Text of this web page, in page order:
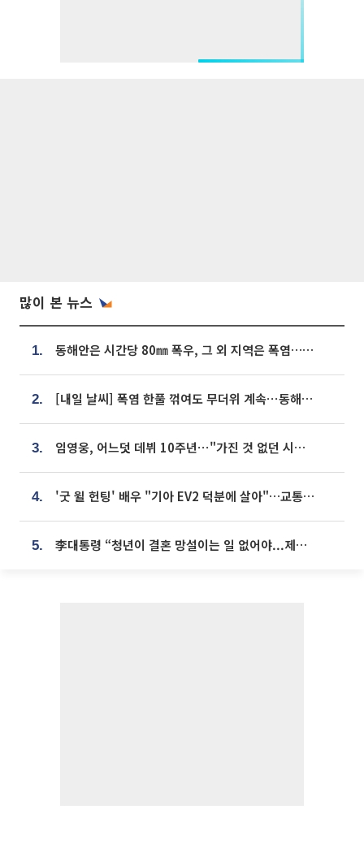
많이 본 뉴스
1. 동해안은 시간당 80㎜ 폭우, 그 외 지역은 폭염…‘극과 극 날씨’
2. [내일 날씨] 폭염 한풀 꺾여도 무더위 계속⋯동해안 이틀 연속 비
3. 임영웅, 어느덧 데뷔 10주년⋯"가진 것 없던 시절, 내 앞엔 20명의 팬뿐"
4. '굿 윌 헌팅' 배우 "기아 EV2 덕분에 살아"…교통사고 후 안전성 극찬
5. 李대통령 “청년이 결혼 망설이는 일 없어야...제도상 불이익 조사”